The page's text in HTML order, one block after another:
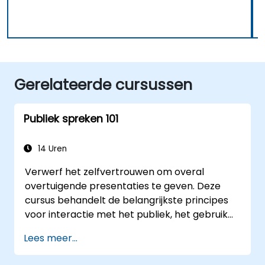
Gerelateerde cursussen
Publiek spreken 101
14 Uren
Verwerf het zelfvertrouwen om overal
overtuigende presentaties te geven. Deze
cursus behandelt de belangrijkste principes
voor interactie met het publiek, het gebruik
plankenkoorts door middel van
praktijkoefeningen. Deelnemers leren hoe ze
Lees meer...